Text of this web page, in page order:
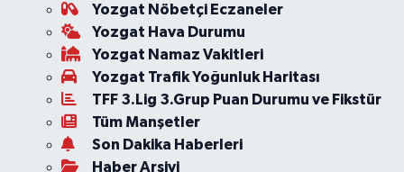
Yozgat Nöbetçi Eczaneler
Yozgat Hava Durumu
Yozgat Namaz Vakitleri
Yozgat Trafik Yoğunluk Haritası
TFF 3.Lig 3.Grup Puan Durumu ve Fikstür
Tüm Manşetler
Son Dakika Haberleri
Haber Arşivi